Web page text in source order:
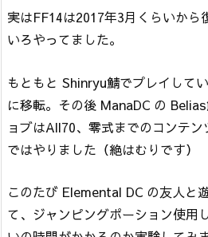
実はFF14は2017年3月くらいから
いろやってました。
もともと Shinryu鯖でプレイして
に移転。その後 ManaDC の
ョブはAll70、零式までのコンテ
ではやりました（絶はむりです）
このたび Elemental DC の友人と
て、ジャンピングポーション使用